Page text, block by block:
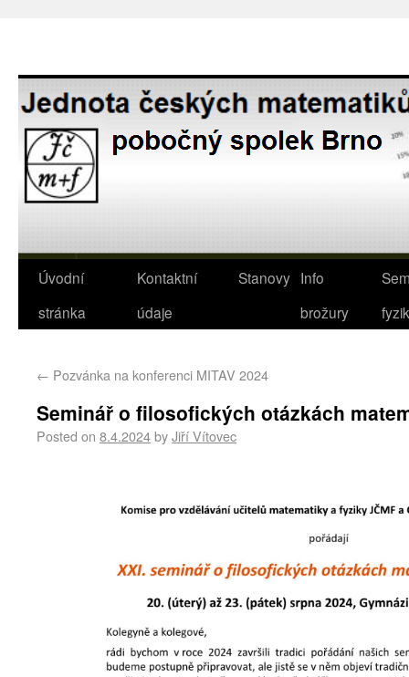
Úvodní
stránka
Kontaktní
údaje
Stanovy Info
brožury
← Pozvánka na konferenci MITAV 2024
Seminář o filosofických otázkách
Posted on 8.4.2024byJiří Vítovec